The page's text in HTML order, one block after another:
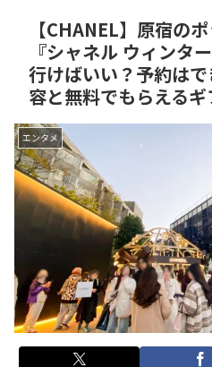
【CHANEL】原宿の
『シャネル ウィンタ
行けばいい？予約は
容と無料でもらえるギ
エンタメ